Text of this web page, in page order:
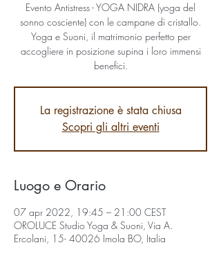
Evento Antistress - YOGA NIDRA (yoga del
sonno cosciente) con le campane di cristallo.
Yoga e Suoni, il matrimonio perfetto per
accogliere in posizione supina i loro immensi
benefici.
La registrazione è stata chiusa
Scopri gli altri eventi
Luogo e Orario
07 apr 2022, 19:45 – 21:00 CEST
OROLUCE Studio Yoga & Suoni, Via A.
Ercolani, 15- 40026 Imola BO, Italia